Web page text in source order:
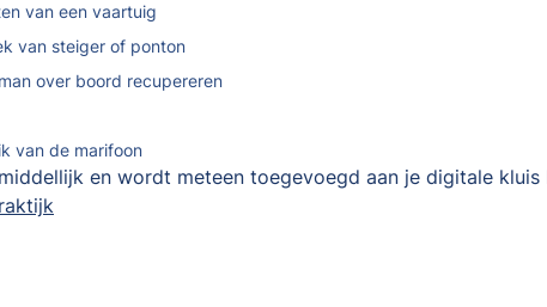
van een vaartuig
van steiger of ponton
over boord recupereren
van de marifoon
en wordt meteen toegevoegd aan je digitale kluis